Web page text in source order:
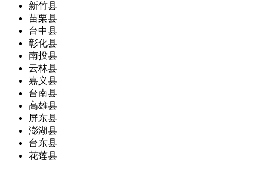
新竹县
苗栗县
台中县
彰化县
南投县
云林县
嘉义县
台南县
高雄县
屏东县
澎湖县
台东县
花莲县